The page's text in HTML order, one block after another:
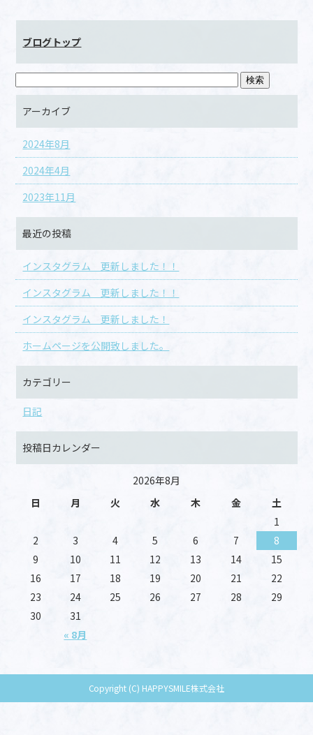
ブログトップ
アーカイブ
2024年8月
2024年4月
2023年11月
最近の投稿
インスタグラム 更新しました！！
インスタグラム 更新しました！！
インスタグラム 更新しました！
ホームページを公開致しました。
カテゴリー
日記
投稿日カレンダー
2026年8月
日
月 火 水 木 金 土
« 8月
1
2
3 4 5 6 7
8
9
10 11 12 13 14
15
16
17 18 19 20 21
22
23
24 25 26 27 28
29
30
31
Copyright (C) HAPPYSMILE株式会社